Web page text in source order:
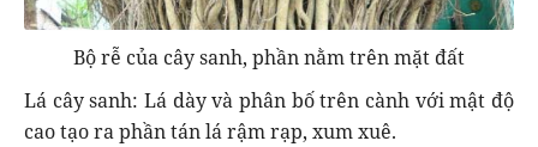
Bộ rễ của cây sanh, phần nằm trên mặt đất
Lá cây sanh: Lá dày và phân bố trên cành với mật độ
cao tạo ra phần tán lá rậm rạp, xum xuê.